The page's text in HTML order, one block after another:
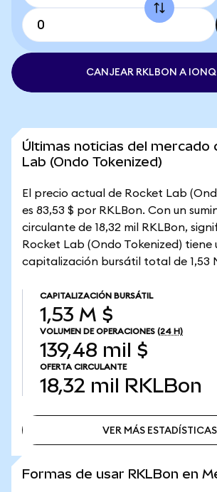
CANJEAR RKLBON A
Últimas noticias del mercado
Lab (Ondo Tokenized)
El precio actual de Rocket Lab
es 83,53 $ por RKLBon. Con un
circulante de 18,32 mil RKLBon,
Rocket Lab (Ondo Tokenized) tiene
capitalización bursátil total de 1,53
CAPITALIZACIÓN BURSÁTIL
1,53 M $
VOLUMEN DE OPERACIONES (24 H)
139,48 mil $
OFERTA CIRCULANTE
18,32 mil RKLBon
VER MÁS ESTADÍSTICAS
Formas de usar RKLBon en